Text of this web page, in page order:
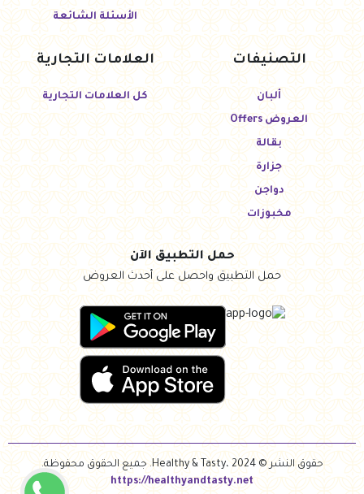
الأسئلة الشائعة
التصنيفات
ألبان
العروض Offers
بقالة
جزارة
دواجن
مخبوزات
العلامات التجارية
كل العلامات التجارية
حمل التطبيق الآن
حمل التطبيق واحصل على أحدث العروض
حقوق النشر © Healthy & Tasty، 2024. جميع الحقوق محفوظة.
https://healthyandtasty.net